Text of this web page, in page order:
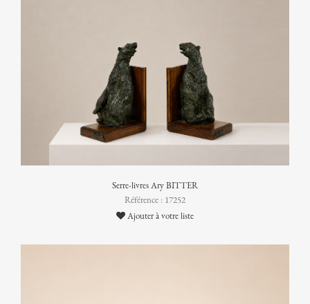
Serre-livres Ary BITTER
Référence : 17252
Ajouter à votre liste